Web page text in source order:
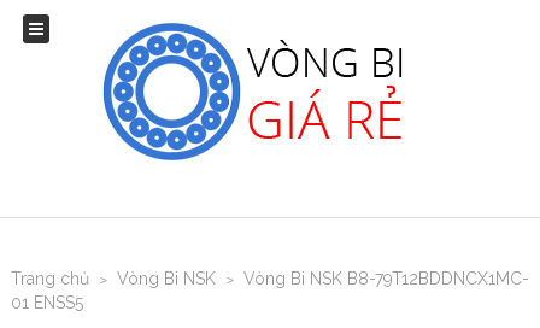
Trang chủ > Vòng Bi NSK >
Vòng Bi NSK B8-79T12BDDNCX1MC-
01 ENSS5